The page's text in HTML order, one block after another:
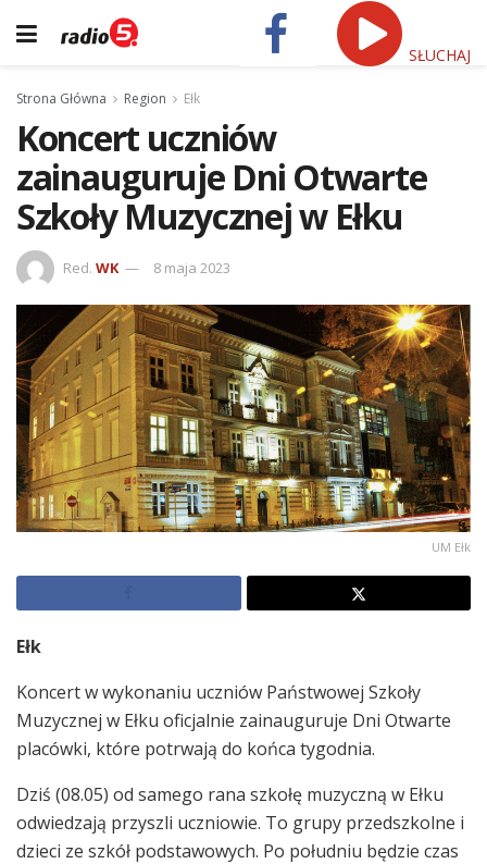
SŁUCHAJ
Strona Główna Region Ełk
Koncert uczniów
zainauguruje Dni Otwarte
Szkoły Muzycznej w Ełku
Red. WK 8 maja 2023
UM Ełk
Ełk
Koncert w wykonaniu uczniów Państwowej Szkoły
Muzycznej w Ełku oficjalnie zainauguruje Dni Otwarte
placówki, które potrwają do końca tygodnia.
Dziś (08.05) od samego rana szkołę muzyczną w Ełku
odwiedzają przyszli uczniowie. To grupy przedszkolne i
dzieci ze szkół podstawowych. Po południu będzie czas